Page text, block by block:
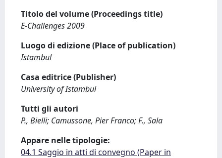
Titolo del volume (Proceedings title)
E-Challenges 2009
Luogo di edizione (Place of publication)
Istambul
Casa editrice (Publisher)
University of Istambul
Tutti gli autori
P., Bielli; Camussone, Pier Franco; F., Sala
Appare nelle tipologie:
04.1 Saggio in atti di convegno (Paper in